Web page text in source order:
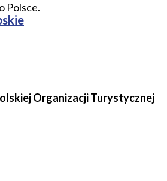
Polsce.
Organizacji Turystycznej